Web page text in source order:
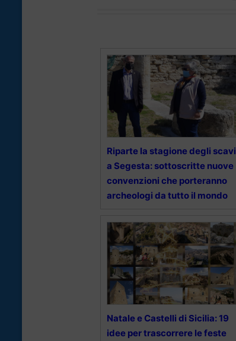
Riparte la stagione degli scavi
a Segesta: sottoscritte nuove
convenzioni che porteranno
archeologi da tutto il mondo
Natale e Castelli di Sicilia: 19
idee per trascorrere le feste